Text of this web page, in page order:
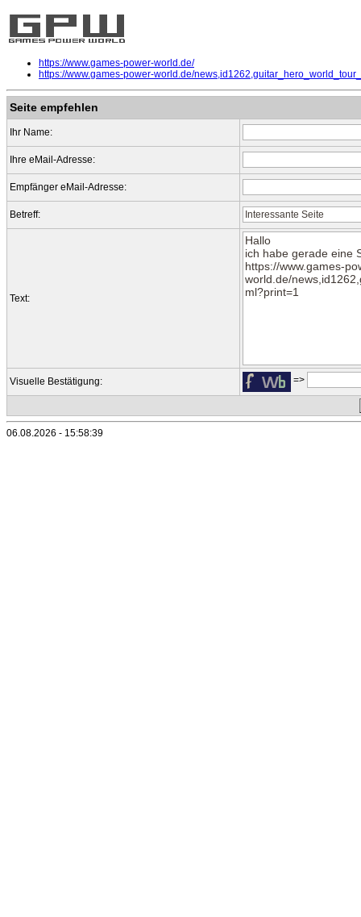
https://www.games-power-world.de/
https://www.games-power-world.de/
Seite empfehlen
Ihr Name:
Ihre eMail-Adresse:
Empfänger eMail-Adresse:
Betreff:
Text:
Visuelle Bestätigung: =>
06.08.2026 - 15:58:39